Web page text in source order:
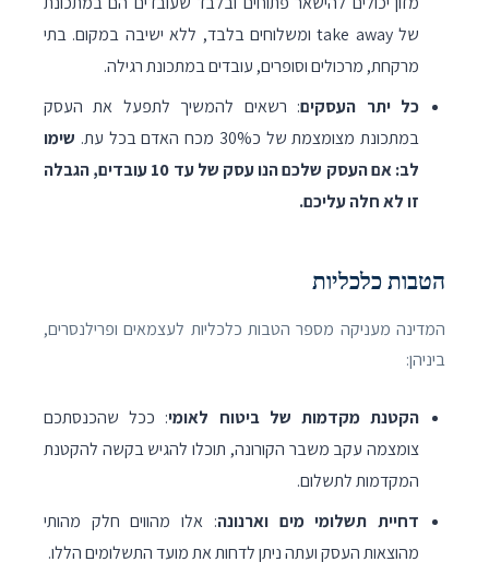
של take away ומשלוחים בלבד, ללא ישיבה במקום. בתי
מרקחת, מרכולים וסופרים, עובדים במתכונת רגילה.
כל יתר העסקים: רשאים להמשיך לתפעל את העסק
במתכונת מצומצמת של כ30% מכח האדם בכל עת.
שימו
לב: אם העסק שלכם הנו עסק של עד 10 עובדים, הגבלה
זו לא חלה עליכם.
הטבות כלכליות
המדינה מעניקה מספר הטבות כלכליות לעצמאים ופרילנסרים,
ביניהן:
הקטנת מקדמות של ביטוח לאומי: ככל שהכנסתכם
צומצמה עקב משבר הקורונה, תוכלו להגיש בקשה להקטנת
המקדמות לתשלום.
דחיית תשלומי מים וארנונה: אלו מהווים חלק מהותי
מהוצאות העסק ועתה ניתן לדחות את מועד התשלומים הללו.